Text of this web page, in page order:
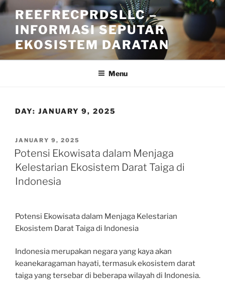
Skip
to
content
REEFRECPRDSLLC –
INFORMASI SEPUTAR
EKOSISTEM DARATAN
Menu
DAY: JANUARY 9, 2025
POSTED
ON
JANUARY 9, 2025
Potensi Ekowisata dalam Menjaga
Kelestarian Ekosistem Darat Taiga di
Indonesia
Potensi Ekowisata dalam Menjaga Kelestarian
Ekosistem Darat Taiga di Indonesia
Indonesia merupakan negara yang kaya akan
keanekaragaman hayati, termasuk ekosistem darat
taiga yang tersebar di beberapa wilayah di Indonesia.